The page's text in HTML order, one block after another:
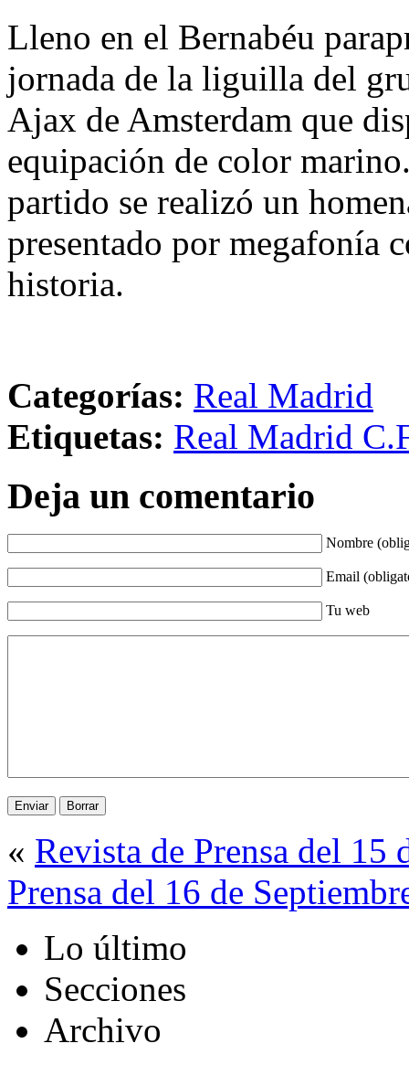
Lleno en el Bernabéu
jornada de la liguilla del
Ajax de Amsterdam que
equipación de color
partido se realizó un
presentado por megafonía
historia.
Categorías: Real Madrid
Etiquetas: Real Madrid
Deja un comentario
Nombre
Email
Tu web
« Revista de Prensa del 15
Prensa del 16 de
Lo último
Secciones
Archivo